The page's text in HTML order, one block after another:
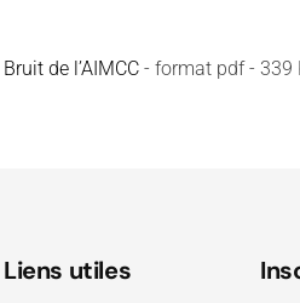
de l’AIMCC - format pdf - 339
Liens utiles